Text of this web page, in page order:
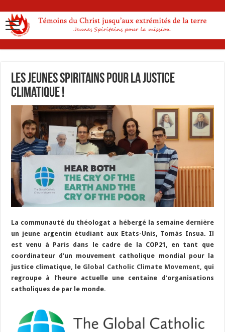
Les jeunes spiritains pour la justice
climatique !
La communauté du théologat a hébergé la semaine dernière
un jeune argentin étudiant aux Etats-Unis, Tomás Insua. Il
est venu à Paris dans le cadre de la COP21, en tant que
coordinateur d’un mouvement catholique mondial pour la
justice climatique, le Global Catholic Climate Movement , qui
regroupe à l’heure actuelle une centaine d’organisations
catholiques de par le monde.